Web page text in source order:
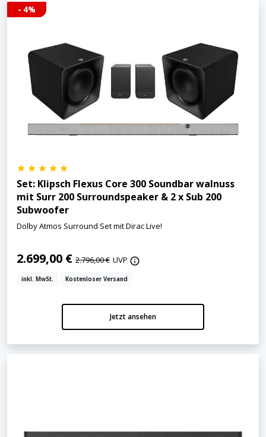
- 4%
Set: Klipsch Flexus Core 300 Soundbar walnuss
mit Surr 200 Surroundspeaker & 2 x Sub 200
Subwoofer
Dolby Atmos Surround Set mit Dirac Live!
2.699,00 € 2.796,00 € UVP
inkl. MwSt. Kostenloser Versand
Jetzt ansehen